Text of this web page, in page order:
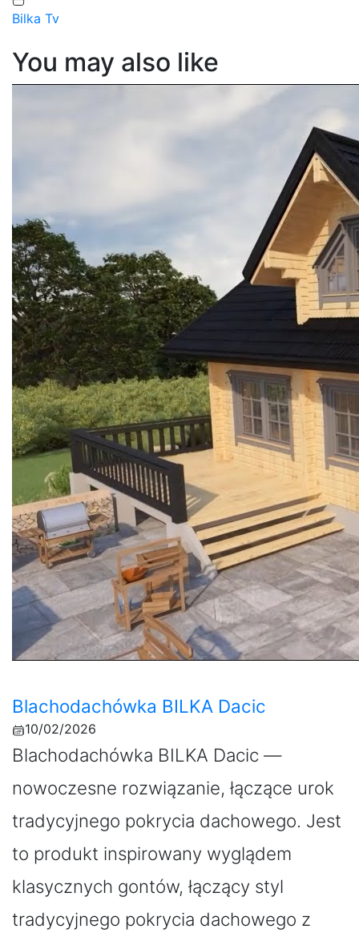
Bilka Tv
You may also like
Blachodachówka BILKA Dacic
10/02/2026
Blachodachówka BILKA Dacic —
nowoczesne rozwiązanie, łączące urok
tradycyjnego pokrycia dachowego. Jest
to produkt inspirowany wyglądem
klasycznych gontów, łączący styl
tradycyjnego pokrycia dachowego z